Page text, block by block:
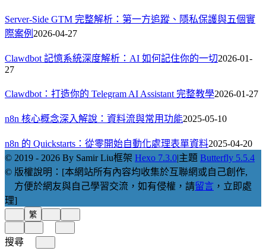
Server-Side GTM 完整解析：第一方追蹤、隱私保護與五個實
際案例 2026-04-27
Clawdbot 記憶系統深度解析：AI 如何記住你的一切2026-01-
27
Clawdbot：打造你的 Telegram AI Assistant 完整教學2026-01-27
n8n 核心概念深入解說：資料流與常用功能2025-05-10
n8n 的 Quickstarts：從零開始自動化處理表單資料2025-04-20
© 2019 - 2026 By Samir Liu框架 Hexo 7.3.0|主題 Butterfly 5.5.4
© 版權說明：[本網站所有內容均收集於互聯網或自己創作,
方便於網友與自己學習交流，如有侵權，請留言 ，立即處
理]
繁
搜尋